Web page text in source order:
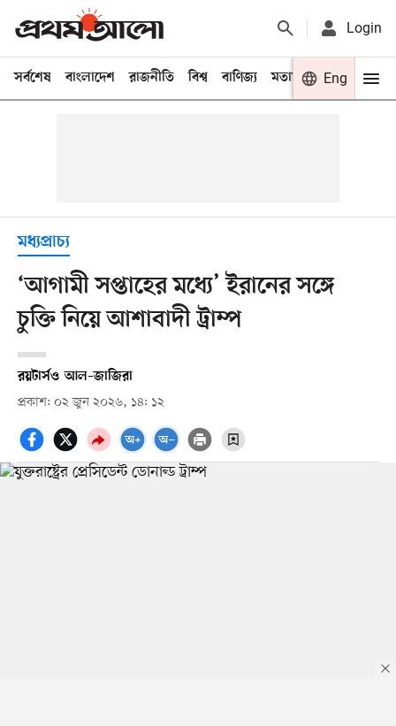
Login
সর্বশেষ বাংলাদেশ রাজনীতি বিশ্ব বাণিজ্য মতামত খেলা
Eng
মধ্যপ্রাচ্য
‘আগামী সপ্তাহের মধ্যে’ ইরানের সঙ্গে
চুক্তি নিয়ে আশাবাদী ট্রাম্প
রয়টার্সও আল–জাজিরা
প্রকাশ: ০২ জুন ২০২৬, ১৪: ১২